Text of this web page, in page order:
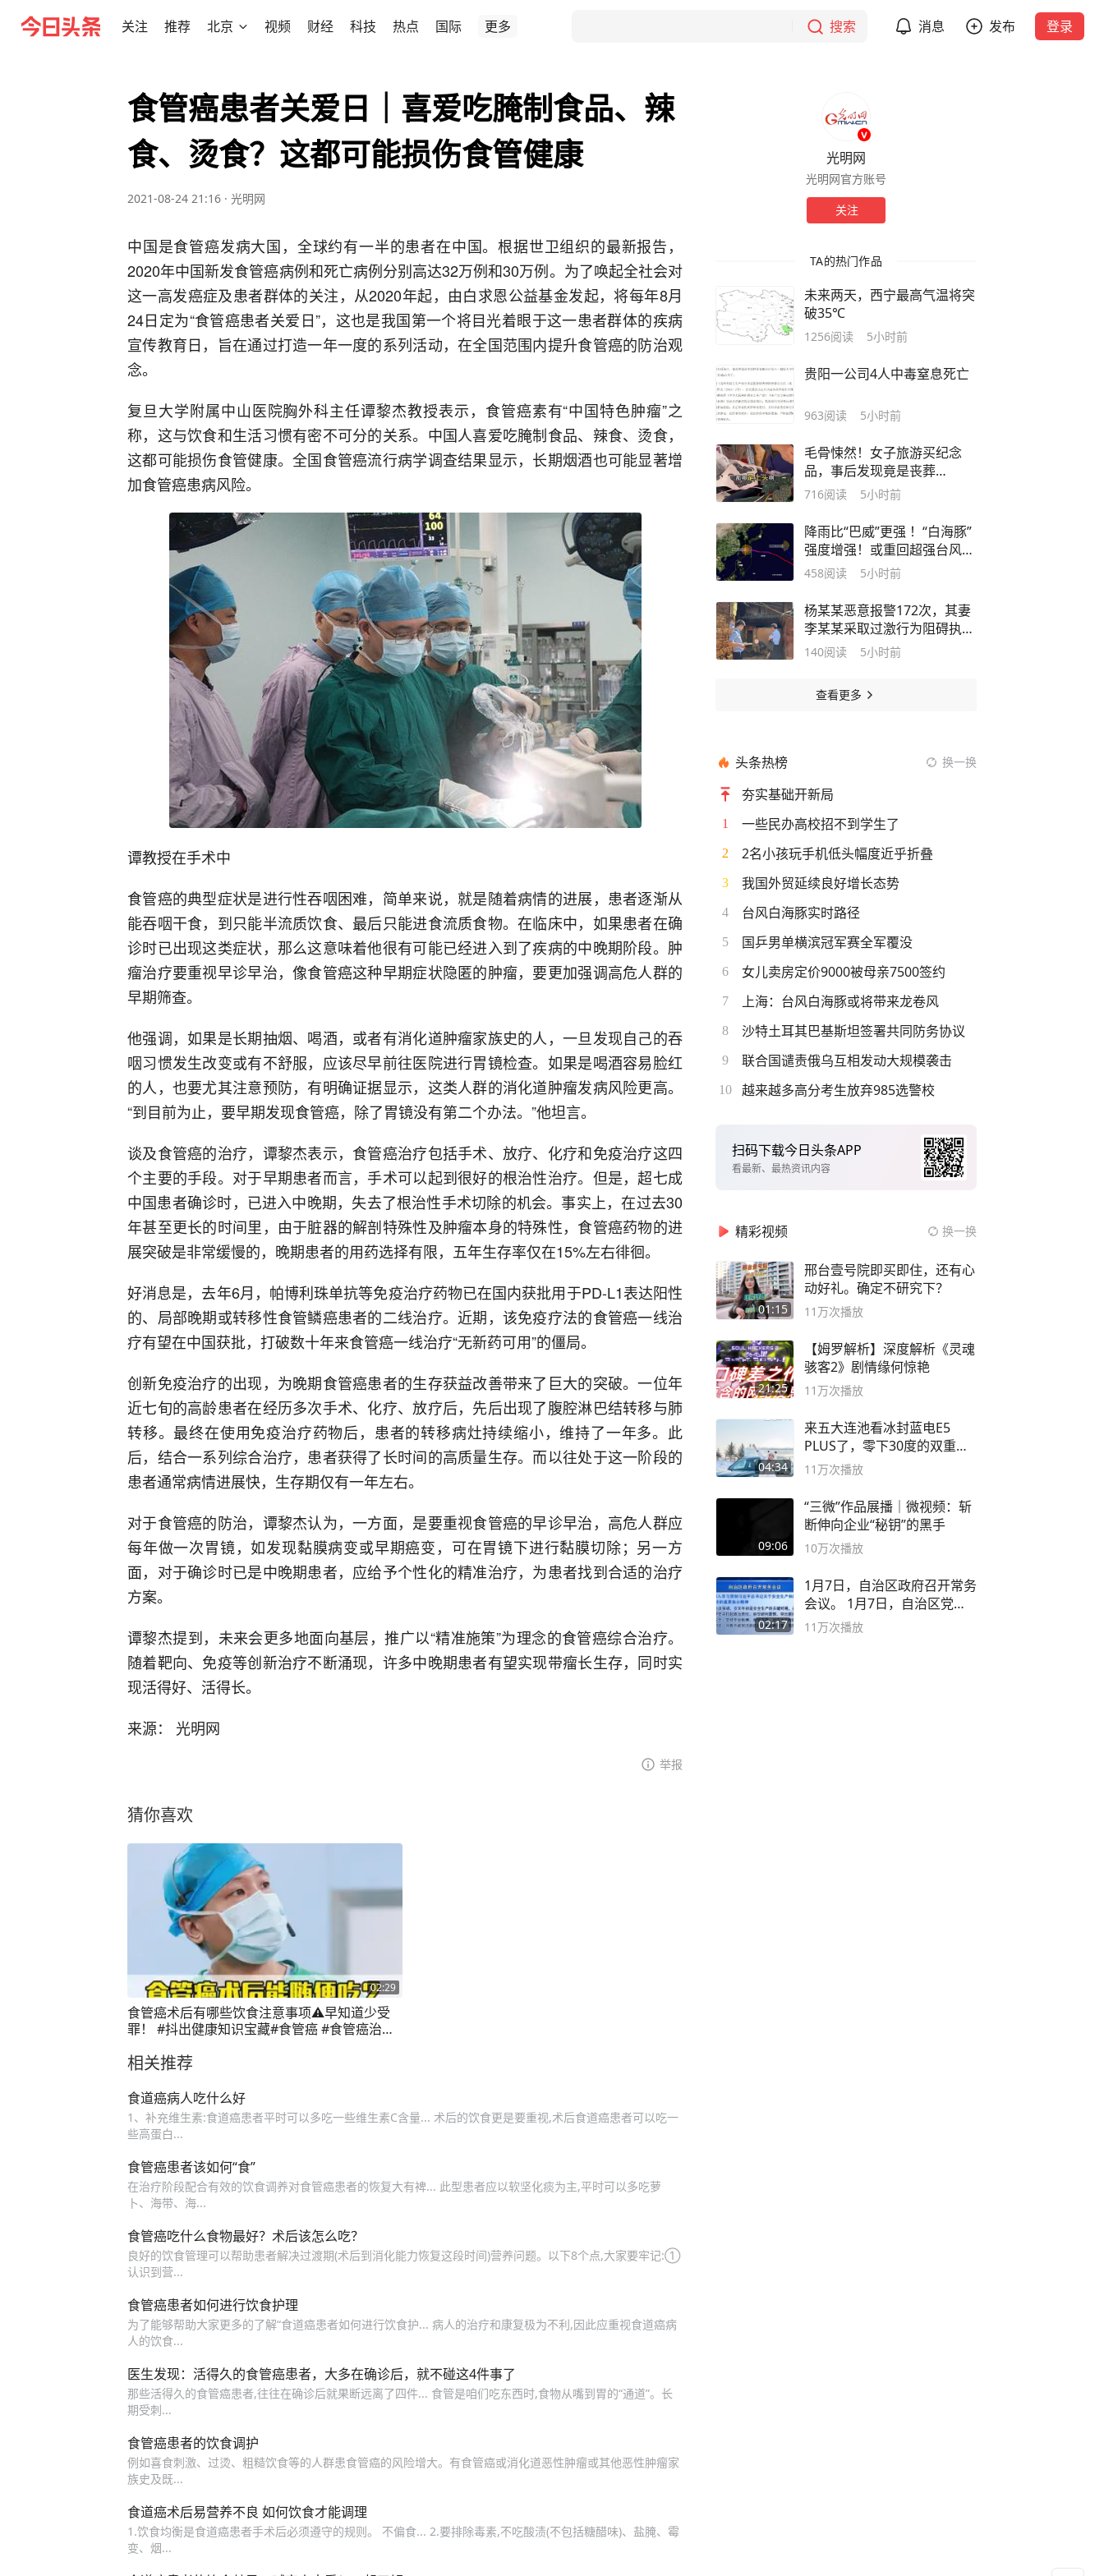
关注 推荐 北京 视频 财经 科技 热点 国际 更多 搜索 消息 发布 登录
食管癌患者关爱日｜喜爱吃腌制食品、辣
食、烫食？这都可能损伤食管健康
2021-08-24 21:16 · 光明网
中国是食管癌发病大国，全球约有一半的患者在中国。根据世卫组织的最新报告，
2020年中国新发食管癌病例和死亡病例分别高达32万例和30万例。为了唤起全社会对
这一高发癌症及患者群体的关注，从2020年起，由白求恩公益基金发起，将每年8月
24日定为“食管癌患者关爱日”，这也是我国第一个将目光着眼于这一患者群体的疾病
宣传教育日，旨在通过打造一年一度的系列活动，在全国范围内提升食管癌的防治观
念。
复旦大学附属中山医院胸外科主任谭黎杰教授表示，食管癌素有“中国特色肿瘤”之
称，这与饮食和生活习惯有密不可分的关系。中国人喜爱吃腌制食品、辣食、烫食，
这都可能损伤食管健康。全国食管癌流行病学调查结果显示，长期烟酒也可能显著增
加食管癌患病风险。
谭教授在手术中
食管癌的典型症状是进行性吞咽困难，简单来说，就是随着病情的进展，患者逐渐从
能吞咽干食，到只能半流质饮食、最后只能进食流质食物。在临床中，如果患者在确
诊时已出现这类症状，那么这意味着他很有可能已经进入到了疾病的中晚期阶段。肿
瘤治疗要重视早诊早治，像食管癌这种早期症状隐匿的肿瘤，要更加强调高危人群的
早期筛查。
他强调，如果是长期抽烟、喝酒，或者有消化道肿瘤家族史的人，一旦发现自己的吞
咽习惯发生改变或有不舒服，应该尽早前往医院进行胃镜检查。如果是喝酒容易脸红
的人，也要尤其注意预防，有明确证据显示，这类人群的消化道肿瘤发病风险更高。
“到目前为止，要早期发现食管癌，除了胃镜没有第二个办法。”他坦言。
谈及食管癌的治疗，谭黎杰表示，食管癌治疗包括手术、放疗、化疗和免疫治疗这四
个主要的手段。对于早期患者而言，手术可以起到很好的根治性治疗。但是，超七成
中国患者确诊时，已进入中晚期，失去了根治性手术切除的机会。事实上，在过去30
年甚至更长的时间里，由于脏器的解剖特殊性及肿瘤本身的特殊性，食管癌药物的进
展突破是非常缓慢的，晚期患者的用药选择有限，五年生存率仅在15%左右徘徊。
好消息是，去年6月，帕博利珠单抗等免疫治疗药物已在国内获批用于PD-L1表达阳性
的、局部晚期或转移性食管鳞癌患者的二线治疗。近期，该免疫疗法的食管癌一线治
疗有望在中国获批，打破数十年来食管癌一线治疗“无新药可用”的僵局。
创新免疫治疗的出现，为晚期食管癌患者的生存获益改善带来了巨大的突破。一位年
近七旬的高龄患者在经历多次手术、化疗、放疗后，先后出现了腹腔淋巴结转移与肺
转移。最终在使用免疫治疗药物后，患者的转移病灶持续缩小，维持了一年多。此
后，结合一系列综合治疗，患者获得了长时间的高质量生存。而以往处于这一阶段的
患者通常病情进展快，生存期仅有一年左右。
对于食管癌的防治，谭黎杰认为，一方面，是要重视食管癌的早诊早治，高危人群应
每年做一次胃镜，如发现黏膜病变或早期癌变，可在胃镜下进行黏膜切除；另一方
面，对于确诊时已是中晚期患者，应给予个性化的精准治疗，为患者找到合适的治疗
方案。
谭黎杰提到，未来会更多地面向基层，推广以“精准施策”为理念的食管癌综合治疗。
随着靶向、免疫等创新治疗不断涌现，许多中晚期患者有望实现带瘤长生存，同时实
现活得好、活得长。
来源： 光明网
举报
猜你喜欢
02:29
食管癌术后有哪些饮食注意事项⚠️早知道少受
罪！ #抖出健康知识宝藏#食管癌 #食管癌治疗
相关推荐
食道癌病人吃什么好
1、补充维生素:食道癌患者平时可以多吃一些维生素C含量... 术后的饮食更是要重视,术后食道癌患者可以吃一
些高蛋白...
食管癌患者该如何“食”
在治疗阶段配合有效的饮食调养对食管癌患者的恢复大有裨... 此型患者应以软坚化痰为主,平时可以多吃萝
卜、海带、海...
食管癌吃什么食物最好？术后该怎么吃？
良好的饮食管理可以帮助患者解决过渡期(术后到消化能力恢复这段时间)营养问题。以下8个点,大家要牢记:①
认识到营...
食管癌患者如何进行饮食护理
为了能够帮助大家更多的了解“食道癌患者如何进行饮食护... 病人的治疗和康复极为不利,因此应重视食道癌病
人的饮食...
医生发现：活得久的食管癌患者，大多在确诊后，就不碰这4件事了
那些活得久的食管癌患者,往往在确诊后就果断远离了四件... 食管是咱们吃东西时,食物从嘴到胃的“通道”。长
期受刺...
食管癌患者的饮食调护
例如喜食刺激、过烫、粗糙饮食等的人群患食管癌的风险增大。有食管癌或消化道恶性肿瘤或其他恶性肿瘤家
族史及既...
食道癌术后易营养不良 如何饮食才能调理
1.饮食均衡是食道癌患者手术后必须遵守的规则。 不偏食... 2.要排除毒素,不吃酸渍(不包括糖醋味)、盐腌、霉
变、烟...
光明网
光明网官方账号
关注
TA的热门作品
未来两天，西宁最高气温将突
破35℃
1256阅读 5小时前
贵阳一公司4人中毒窒息死亡
963阅读 5小时前
毛骨悚然！女子旅游买纪念
品，事后发现竟是丧葬
品："一开始摊主拒退"
716阅读 5小时前
降雨比“巴威”更强 ！“白海豚”
强度增强！或重回超强台风
级！宁波全域预警→
458阅读 5小时前
杨某某恶意报警172次，其妻
李某某采取过激行为阻碍执
法，夫妻二人被行拘！
140阅读 5小时前
查看更多
头条热榜 换一换
夯实基础开新局
1 一些民办高校招不到学生了
2 2名小孩玩手机低头幅度近乎折叠
3 我国外贸延续良好增长态势
4 台风白海豚实时路径
5 国乒男单横滨冠军赛全军覆没
6 女儿卖房定价9000被母亲7500签约
7 上海：台风白海豚或将带来龙卷风
8 沙特土耳其巴基斯坦签署共同防务协议
9 联合国谴责俄乌互相发动大规模袭击
10 越来越多高分考生放弃985选警校
扫码下载今日头条APP
看最新、最热资讯内容
精彩视频 换一换
01:15
邢台壹号院即买即住，还有心
动好礼。确定不研究下？
11万次播放
21:25
【姆罗解析】深度解析《灵魂
骇客2》剧情缘何惊艳
11万次播放
04:34
来五大连池看冰封蓝电E5
PLUS了，零下30度的双重冰
封40小时全录
11万次播放
09:06
“三微”作品展播｜微视频：斩
断伸向企业“秘钥”的黑手
10万次播放
02:17
1月7日，自治区政府召开常务
会议。 1月7日，自治区党委
副书记
11万次播放